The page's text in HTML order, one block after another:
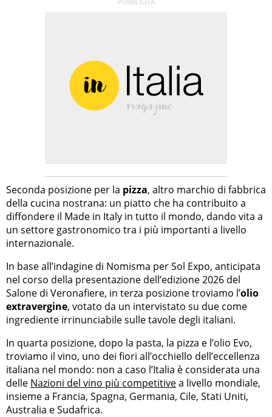
Seconda posizione per la pizza, altro marchio di fabbrica
della cucina nostrana: un piatto che ha contribuito a
diffondere il Made in Italy in tutto il mondo, dando vita a
un settore gastronomico tra i più importanti a livello
internazionale.
In base all’indagine di Nomisma per Sol Expo, anticipata
nel corso della presentazione dell’edizione 2026 del
Salone di Veronafiere, in terza posizione troviamo l’olio
extravergine, votato da un intervistato su due come
ingrediente irrinunciabile sulle tavole degli italiani.
In quarta posizione, dopo la pasta, la pizza e l’olio Evo,
troviamo il vino, uno dei fiori all’occhiello dell’eccellenza
italiana nel mondo: non a caso l’Italia è considerata una
delle Nazioni del vino più competitivea livello mondiale,
insieme a Francia, Spagna, Germania, Cile, Stati Uniti,
Australia e Sudafrica.